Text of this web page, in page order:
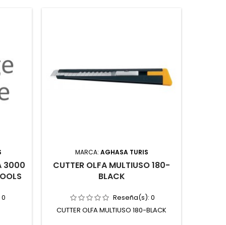
3000
0
MARCA: AGHASA TURIS
CUTTER OLFA MULTIUSO 180-
BLACK
Reseña(s): 0
CUTTER OLFA MULTIUSO 180-BLACK